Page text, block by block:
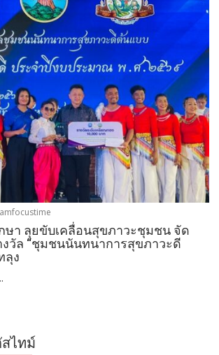
ษา ลุยขับเคลื่อนสุขภาวะชุมชน จัด
วัล “ชุมชนนันทนาการสุขภาวะดี
ลุง
ไทม์